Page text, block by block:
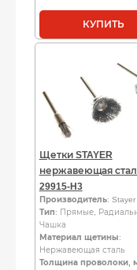
КУПИТЬ
Щетки STAYER
нержавеющая
29915-H3
Производитель: Stayer
Тип: Прямые,
Чашка
Материал щетины:
Нержавеющая сталь
Толщина проволоки,